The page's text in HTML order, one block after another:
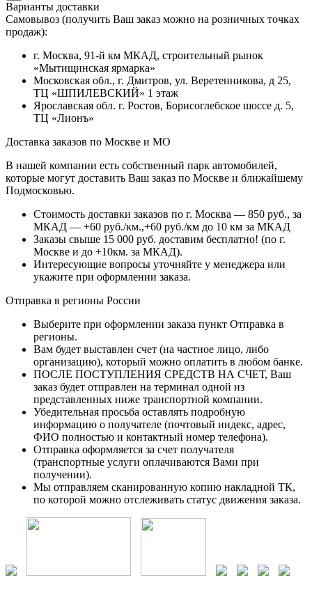
Варианты доставки
Самовывоз (получить Ваш заказ можно на розничных точках
продаж):
г. Москва, 91-й км МКАД, строительный рынок
«Мытищинская ярмарка»
Московская обл., г. Дмитров, ул. Веретенникова, д 25,
ТЦ «ШПИЛЕВСКИЙ» 1 этаж
Ярославская обл. г. Ростов, Борисоглебское шоссе д. 5,
ТЦ «Лионъ»
Доставка заказов по Москве и МО
В нашей компании есть собственный парк автомобилей,
которые могут доставить Ваш заказ по Москве и ближайшему
Подмосковью.
Стоимость доставки заказов по г. Москва — 850 руб., за
МКАД — +60 руб./км.,+60 руб./км до 10 км за МКАД
Заказы свыше 15 000 руб. доставим бесплатно! (по г.
Москве и до +10км. за МКАД).
Интересующие вопросы уточняйте у менеджера или
укажите при оформлении заказа.
Отправка в регионы России
Выберите при оформлении заказа пункт Отправка в
регионы.
Вам будет выставлен счет (на частное лицо, либо
организацию), который можно оплатить в любом банке.
ПОСЛЕ ПОСТУПЛЕНИЯ СРЕДСТВ НА СЧЕТ, Ваш
заказ будет отправлен на терминал одной из
представленных ниже транспортной компании.
Убедительная просьба оставлять подробную
информацию о получателе (почтовый индекс, адрес,
ФИО полностью и контактный номер телефона).
Отправка оформляется за счет получателя
(транспортные услуги оплачиваются Вами при
получении).
Мы отправляем сканированную копию накладной ТК,
по которой можно отслеживать статус движения заказа.